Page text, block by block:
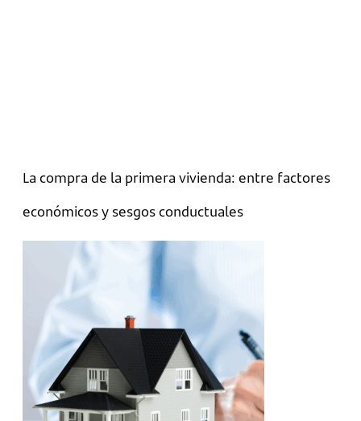
La compra de la primera vivienda: entre factores
económicos y sesgos conductuales